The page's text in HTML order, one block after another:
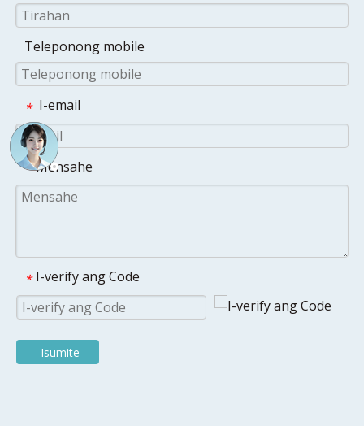
Teleponong mobile
* I-email
* Mensahe
* I-verify ang Code
Isumite